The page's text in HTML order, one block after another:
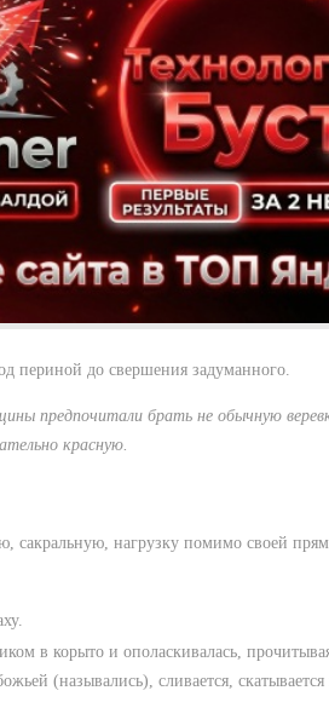
периной до свершения задуманного.
предпочитали брать не обычную
красную.
сакральную, нагрузку помимо своей
в корыто и ополаскивалась,
(назывались), сливается, скатывается